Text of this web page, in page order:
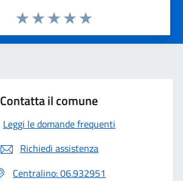
Valuta 5 stelle su 5
Valuta 4 stelle su 5
Valuta 3 stelle su 5
Valuta 2 stelle su 5
Valuta 1 stelle su 5
Contatta il comune
Leggi le domande frequenti
Richiedi assistenza
Centralino: 06.932951